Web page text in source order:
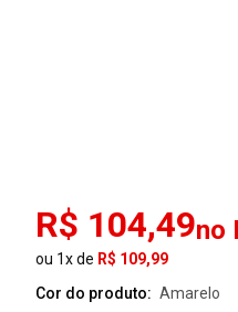
R$ 104,49no
ou 1x de R$ 109,99
Cor do produto:
amarelo